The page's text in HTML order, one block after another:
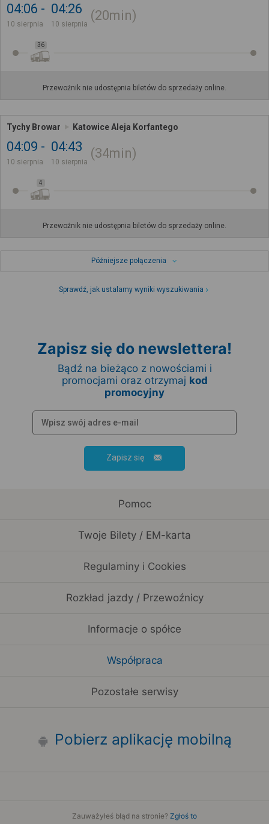
04:06
10 sierpnia
04:26
10 sierpnia
20min
36
Przewoźnik nie udostępnia biletów do sprzedaży online.
Tychy Browar Katowice Aleja Korfantego
04:09
10 sierpnia
04:43
10 sierpnia
34min
4
Przewoźnik nie udostępnia biletów do sprzedaży online.
Późniejsze połączenia
Sprawdź, jak ustalamy wyniki wyszukiwania
Zapisz się do newslettera!
Bądź na bieżąco z nowościami i
promocjami oraz otrzymaj kod
promocyjny
Zapisz się
Pomoc
Twoje Bilety / EM-karta
Regulaminy i Cookies
Rozkład jazdy / Przewoźnicy
Informacje o spółce
Współpraca
Pozostałe serwisy
Pobierz aplikację mobilną
Zauważyłeś błąd na stronie? Zgłoś to